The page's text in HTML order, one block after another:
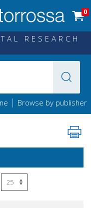
0
RESEARCH
| Browse by publisher